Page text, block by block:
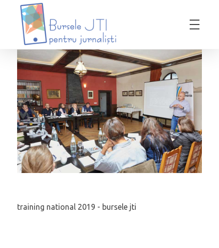
Bursele JTI pentru Jurnalisti
training national 2019 - bursele jti